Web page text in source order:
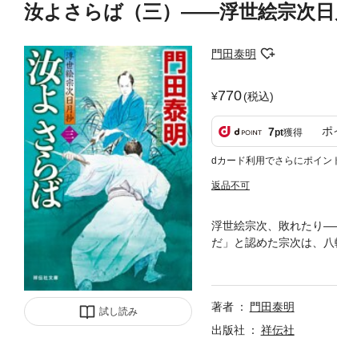
汝よさらば（三）——浮世絵宗次日
試し読み
門田泰明
770(税込)
7pt獲得 ポ
dカード利用でさらにポイン
返品不可
浮世絵宗次、敗れたり
だ」と認めた宗次は、
豊かな女性舞が看病に
著者
門田泰明
出版社
祥伝社